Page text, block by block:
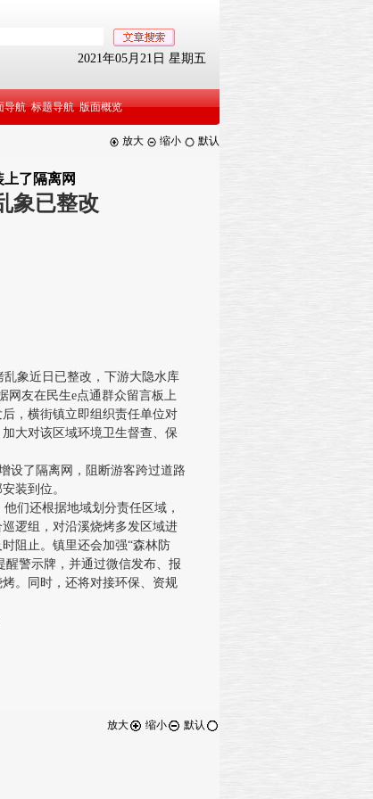
2021年05月21日 星期五
导航 标题导航 版面概览
放大 缩小 默认
了隔离网
象已整改
象近日已整改，下游大隐水库
网友在民生e点通群众留言板上
，横街镇立即组织责任单位对
大对该区域环境卫生督查、保
设了隔离网，阻断游客跨过道路
装到位。
们还根据地域划分责任区域，
逻组，对沿溪烧烤多发区域进
阻止。镇里还会加强“森林防
醒警示牌，并通过微信发布、报
。同时，还将对接环保、资规
放大 缩小 默认